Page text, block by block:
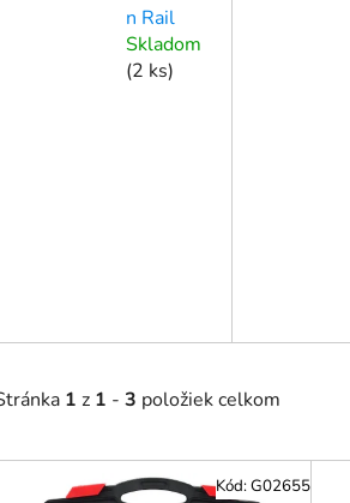
n Rail
Skladom
(2 ks)
1 z 1 - 3 položiek celkom
Kód:G02655